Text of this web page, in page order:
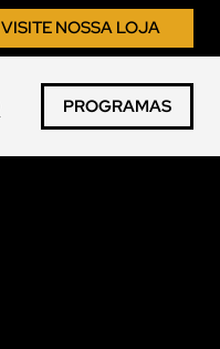
VISITE NOSSA LOJA
PROGRAMAS